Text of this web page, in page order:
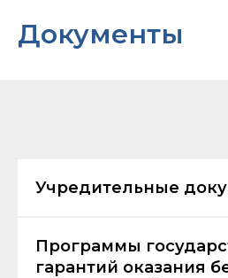
Документы
Учредительные
Программы
гарантий оказания